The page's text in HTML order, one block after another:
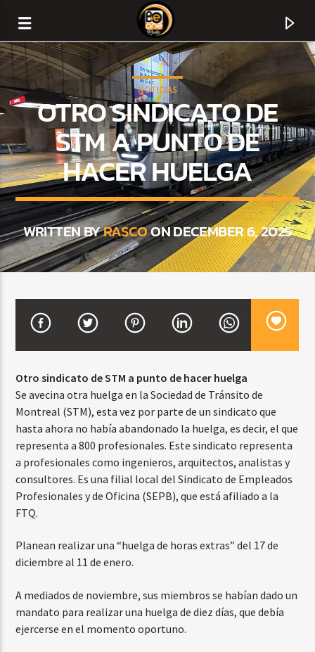
CURRENT TRACK
ARTIST
CURRENT SHOW
BALADAS ROMÁNTICAS
4:00 AM 6:00 AM
Beone Radio
NOTICIAS
OTRO SINDICATO DE
STM A PUNTO DE
HACER HUELGA
WRITTEN BYRASCOON DECEMBER 6, 2025
Otro sindicato de STM a punto de hacer huelga
Se avecina otra huelga en la Sociedad de Tránsito de
Montreal (STM), esta vez por parte de un sindicato que
hasta ahora no había abandonado la huelga, es decir, el que
representa a 800 profesionales. Este sindicato representa
a profesionales como ingenieros, arquitectos, analistas y
consultores. Es una filial local del Sindicato de Empleados
Profesionales y de Oficina (SEPB), que está afiliado a la
FTQ.
Planean realizar una “huelga de horas extras” del 17 de
diciembre al 11 de enero.
A mediados de noviembre, sus miembros se habían dado un
mandato para realizar una huelga de diez días, que debía
ejercerse en el momento oportuno.